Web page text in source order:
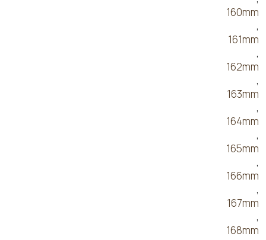
160mm
,
161mm
,
162mm
,
163mm
,
164mm
,
165mm
,
166mm
,
167mm
,
168mm